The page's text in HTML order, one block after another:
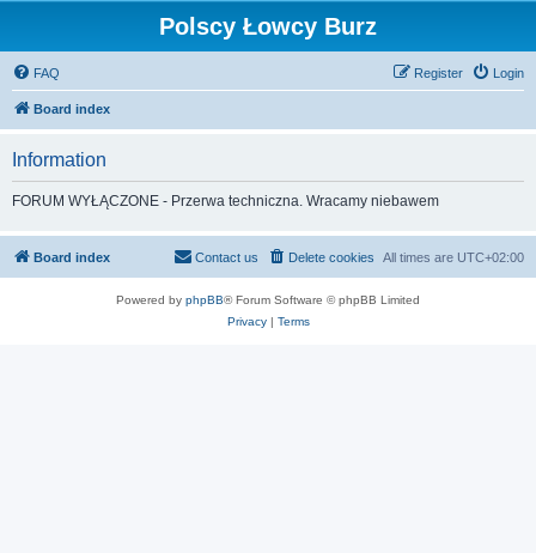
Polscy Łowcy Burz
FAQ Login
Register
Board index
Information
FORUM WYŁĄCZONE - Przerwa techniczna. Wracamy niebawem
Board index All times are UTC+02:00
Delete cookies
Contact us
Powered by phpBB® Forum Software © phpBB Limited
Privacy| Terms